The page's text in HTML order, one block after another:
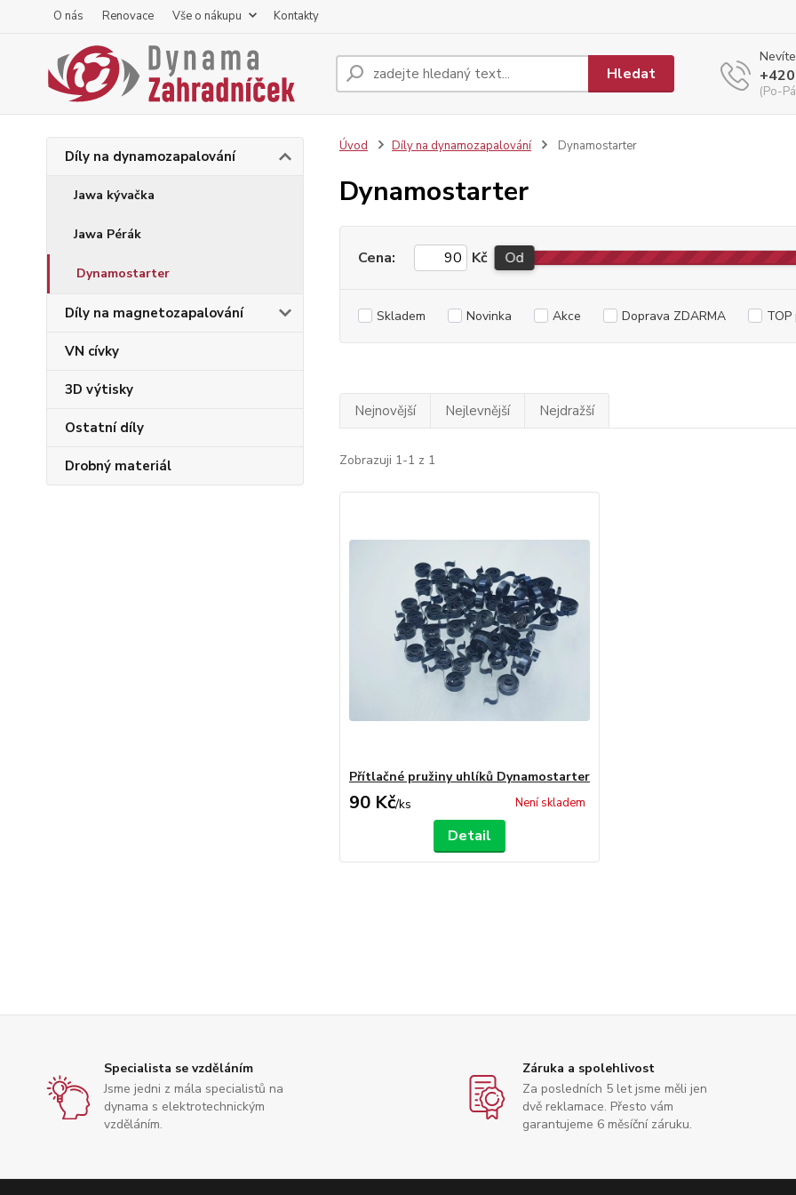
O nás Renovace Vše o nákupu Kontakty
Hledat
(Po-
Díly na dynamozapalování
Jawa kývačka
Jawa Pérák
Dynamostarter
Díly na magnetozapalování
VN cívky
3D výtisky
Ostatní díly
Drobný materiál
Úvod Díly na dynamozapalování Dynamostarter
Dynamostarter
Cena: Kč Od
Skladem Novinka Akce Doprava ZDARMA
Nejnovější Nejlevnější Nejdražší
Zobrazuji 1-1 z 1
Přítlačné pružiny uhlíků Dynamostarter
90 Kč/ks Není skladem
Detail
Specialista se vzděláním
Jsme jedni z mála specialistů na
dynama s elektrotechnickým
vzděláním.
Záruka a spolehlivost
Za posledních 5 let jsme měli jen
dvě reklamace. Přesto vám
garantujeme 6 měsíční záruku.